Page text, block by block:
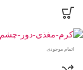
اتمام موجودی